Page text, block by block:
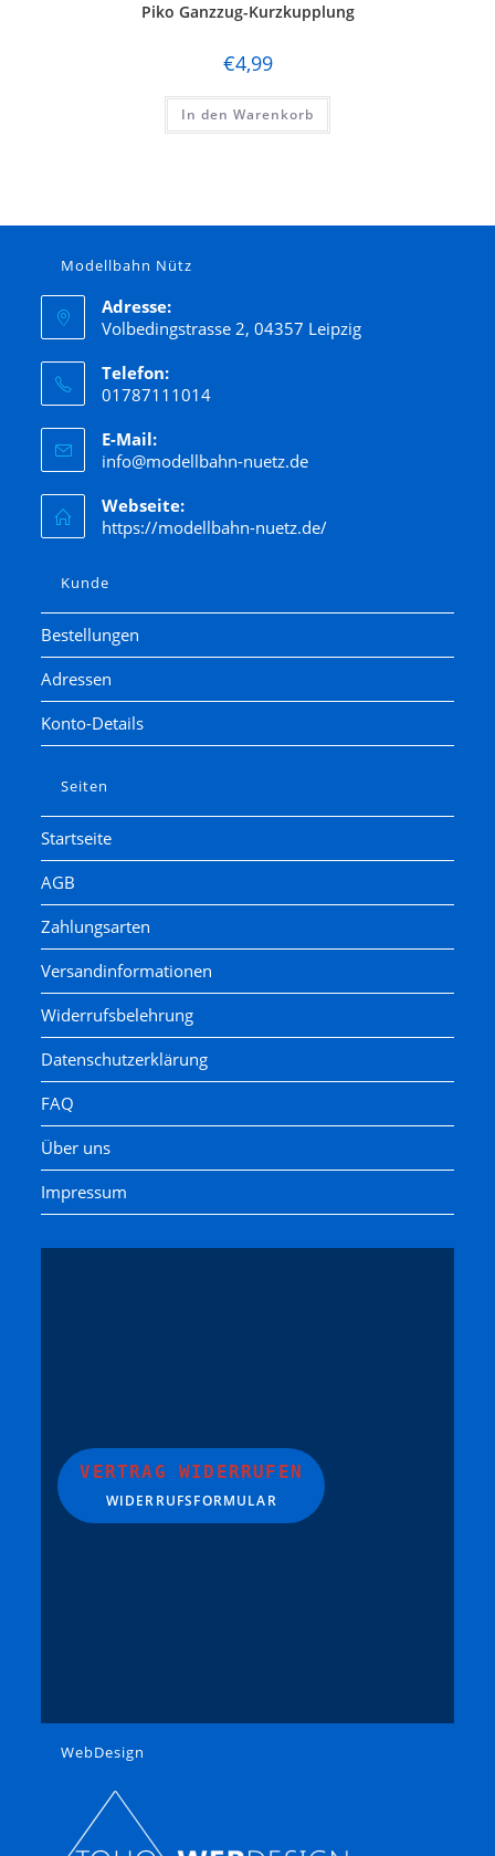
Piko Ganzzug-Kurzkupplung
€4,99
In den Warenkorb
Modellbahn Nütz
Adresse:
Volbedingstrasse 2, 04357 Leipzig
Telefon:
01787111014
E-Mail:
info@modellbahn-nuetz.de
Webseite:
https://modellbahn-nuetz.de/
Kunde
Bestellungen
Adressen
Konto-Details
Seiten
Startseite
AGB
Zahlungsarten
Versandinformationen
Widerrufsbelehrung
Datenschutzerklärung
FAQ
Über uns
Impressum
VERTRAG WIDERRUFEN
WIDERRUFSFORMULAR
WebDesign